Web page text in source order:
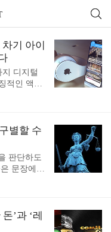
기 아이
지 디지털
적인 액세
는 했지
더욱 인기
팟이 곧
리스트인
12(iPhon
지도 모른
. 애플은
하기는 했
별할 수
판단하도
문장에서
시킴으로
단어와 문
능(AI)에
’과 ‘레